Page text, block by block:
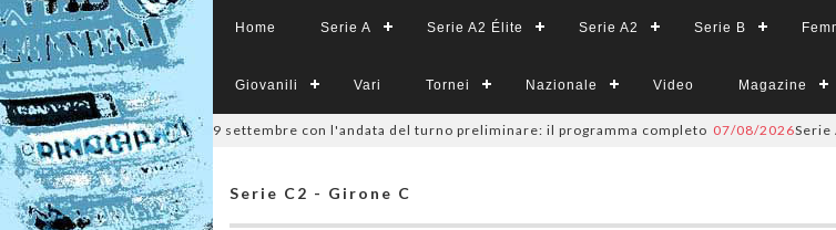
Home Serie A Serie A2 Élite Serie A2 Serie B
Giovanili Vari Tornei Nazionale Video Magazine
Divisione, si parte il 19 settembre con l'andata del turno preliminare: il programma completo 07/08/2026Serie A
Serie C2 - Girone C